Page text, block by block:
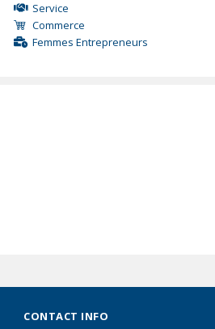
Service
Commerce
Femmes Entrepreneurs
CONTACT INFO